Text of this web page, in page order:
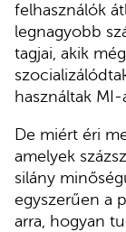
felhasználók
legnagyobb
tagjai, akik
használtak MI-
De miért éri
amelyek
silány
egyszerűen a
arra, hogyan